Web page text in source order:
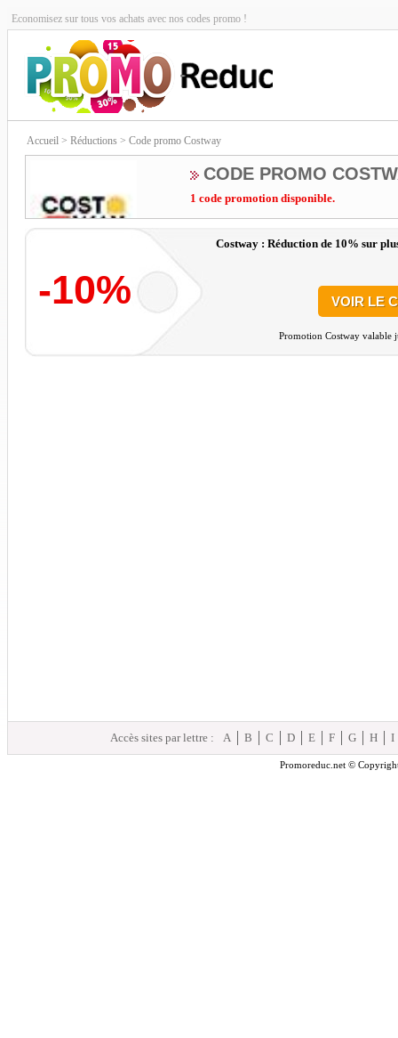
Economisez sur tous vos achats avec nos codes promo !
Accueil > Réductions > Code promo Costway
CODE PROMO
1 code promotion disponible.
-10%
Costway : Réduction de 10% sur
VOIR LE
Promotion Costway valable
Accès sites par lettre : A B C D E F G H I
Promoreduc.net ©